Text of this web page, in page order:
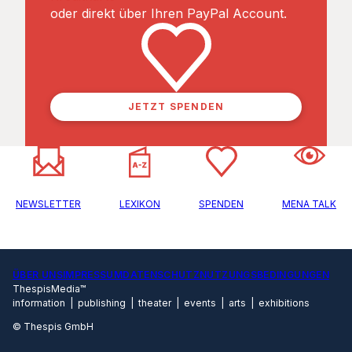
oder direkt über Ihren PayPal Account.
JETZT SPENDEN
NEWSLETTER LEXIKON SPENDEN MENA TALK
ÜBER UNSIMPRESSUMDATENSCHUTZNUTZUNGSBEDINGUNGEN
ThespisMedia™
information | publishing | theater | events | arts | exhibitions
© Thespis GmbH